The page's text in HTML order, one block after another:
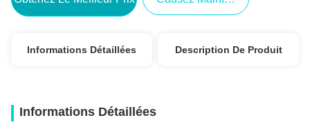
Informations Détaillées Description De Produit
Informations Détaillées